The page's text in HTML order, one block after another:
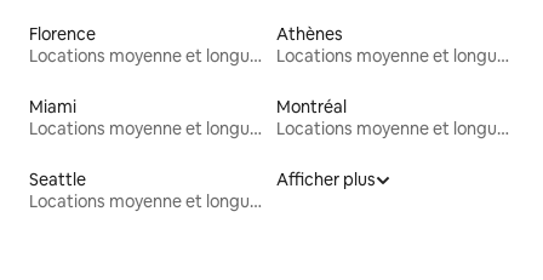
Florence
Locations moyenne et longue durée
Athènes
Locations moyenne et longue durée
Miami
Locations moyenne et longue durée
Montréal
Locations moyenne et longue durée
Seattle
Locations moyenne et longue durée
Afficher plus